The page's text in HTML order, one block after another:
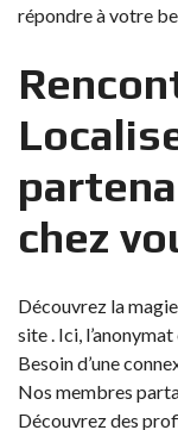
répondre à votre
chez
Découvrez la
site . Ici,
Besoin d’une
Nos membres
Découvrez des